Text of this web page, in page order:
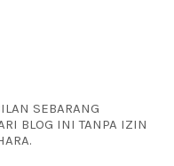
SEBARANG
BLOG INI TANPA IZIN